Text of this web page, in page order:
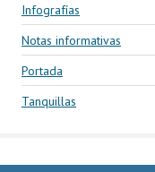
Infografías
Notas informativas
Portada
Tanquillas